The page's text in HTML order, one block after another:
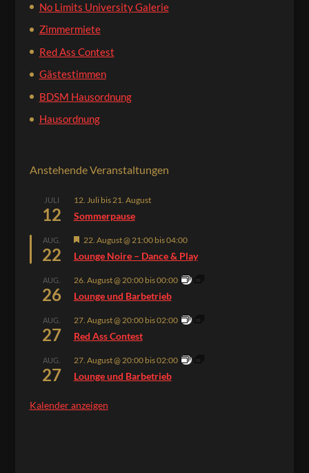
No Limits University Galerie
Zimmermiete
Red Ass Contest
Gästestimmen
BDSM Hausordnung
Hausordnung
Anstehende Veranstaltungen
JULI
12
12. Julibis21. August
Sommerpause
AUG.
22
Hervorgehoben
22. August @ 21:00bis04:00
Lounge Noire – Dance & Play
AUG.
26
26. August @ 20:00bis00:00
Lounge und Barbetrieb
AUG.
27
27. August @ 20:00bis02:00
Red Ass Contest
AUG.
27
27. August @ 20:00bis02:00
Lounge und Barbetrieb
Kalender anzeigen